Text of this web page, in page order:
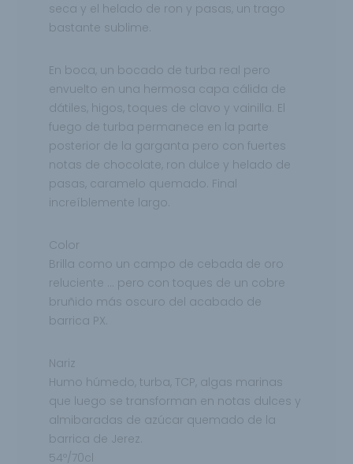
seca y el helado de ron y pasas, un trago
bastante sublime.
En boca, un bocado de turba real pero
envuelto en una hermosa capa cálida de
dátiles, higos,toques de clavo y vainilla. El
fuego de turba permanece en la parte
posterior de la garganta pero con fuertes
notas de chocolate, ron dulce y helado de
pasas, caramelo quemado. Final
increíblemente largo.
Color
Brilla como un campo de cebada de oro
reluciente … pero con toques de un cobre
bruñido más oscuro del acabado de
barrica PX.
Nariz
Humo húmedo, turba, TCP, algas marinas
que luego se transforman en notas dulces y
almibaradas de azúcar quemado de la
barrica de Jerez.
54º/70cl